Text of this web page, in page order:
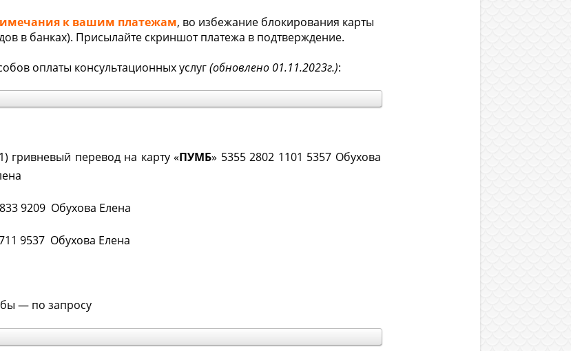
к вашим платежам, во избежание блокирования карты
в банках). Присылайте скриншот платежа в подтверждение.
оплаты консультационных услуг(обновлено 01.11.2023г.):
гривневый перевод на карту «ПУМБ» 5355 2802 1101 5357 Обухова
9209 Обухова Елена
9537 Обухова Елена
— по запросу